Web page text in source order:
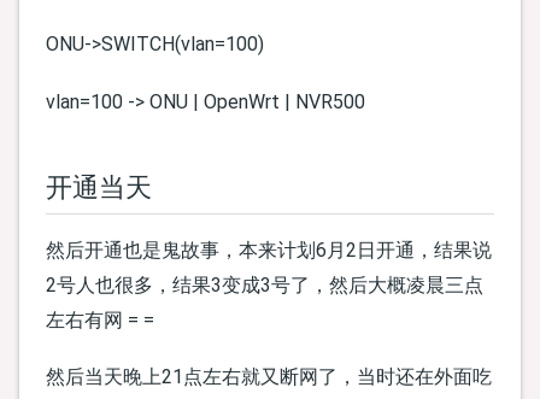
ONU->SWITCH(vlan=100)
vlan=100 -> ONU | OpenWrt | NVR500
开通当天
然后开通也是鬼故事，本来计划6月2日开通，结果说
2号人也很多，结果3变成3号了，然后大概凌晨三点
左右有网 = =
然后当天晚上21点左右就又断网了，当时还在外面吃